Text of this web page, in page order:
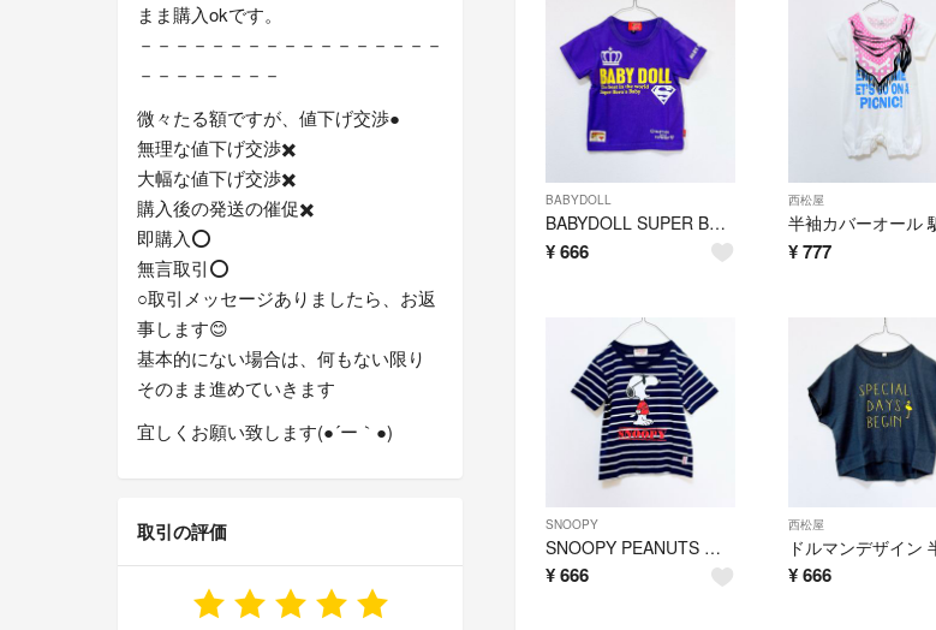
BABYDOLL
BABYDOLL SUPER BABY 半袖ロゴTシャツ トップス 半袖Tシャツ 紫 パープル 90
¥666
西松屋
¥777
SNOOPY
SNOOPY PEANUTS ボーダー半袖Tシャツ トップス ネイビー ボーダー スヌーピー 110
¥666
西松屋
¥666
まま購入okです。
－－－－－－－－－－－－－－－－－
－－－－－－－－
微々たる額ですが、値下げ交渉●︎
無理な値下げ交渉✖️
大幅な値下げ交渉✖️
購入後の発送の催促✖️
即購入⭕️
無言取引⭕️
○取引メッセージありましたら、お返
事します😊
基本的にない場合は、何もない限り
そのまま進めていきます
宜しくお願い致します(●´ー｀●)
取引の評価